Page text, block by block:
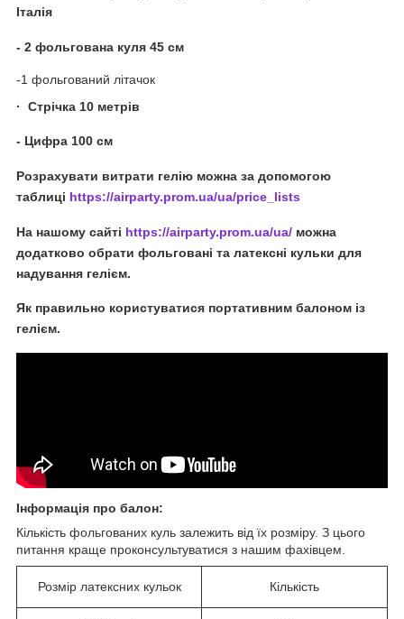
Італія
- 2 фольгована куля 45 см
-1 фольгований літачок
· Стрічка 10 метрів
- Цифра 100 см
Розрахувати витрати гелію можна за допомогою
таблиці https://airparty.prom.ua/ua/price_lists
На нашому сайті https://airparty.prom.ua/ua/ можна
додатково обрати фольговані та латексні кульки для
надування гелієм.
Як правильно користуватися портативним балоном із
гелієм.
Інформація про балон:
Кількість фольгованих куль залежить від їх розміру. З цього
питання краще проконсультуватися з нашим фахівцем.
Розмір латексних кульок Кількість